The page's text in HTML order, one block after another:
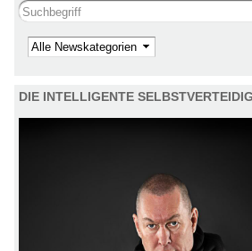
Search this site
Kategorie
DIE INTELLIGENTE